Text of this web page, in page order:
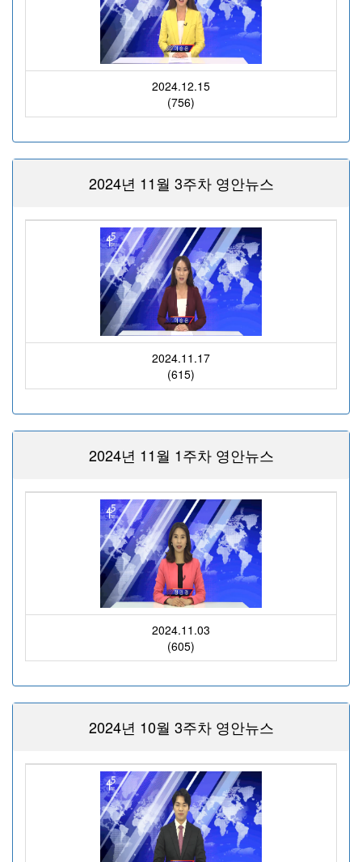
2024.12.15
(756)
2024년 11월 3주차 영안뉴스
2024.11.17
(615)
2024년 11월 1주차 영안뉴스
2024.11.03
(605)
2024년 10월 3주차 영안뉴스